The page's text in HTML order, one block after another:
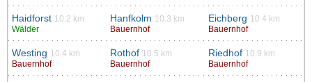
Haidforst 10.2 km
Wälder
Hanfkolm 10.3 km
Bauernhof
Eichberg 10.4 km
Bauernhof
Westing 10.4 km
Bauernhof
Rothof 10.5 km
Bauernhof
Riedhof 10.9 km
Bauernhof